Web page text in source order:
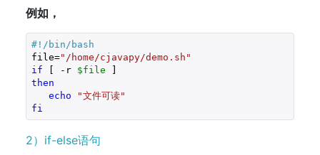
例如，
#!/bin/bash
file="/home/cjavapy/demo.sh"
if [ -r $file
then
echo
"文件可读"
fi
2）if-else语句